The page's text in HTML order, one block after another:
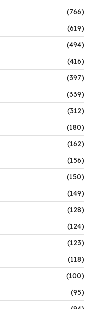
(766)
(619)
(494)
(416)
(397)
(339)
(312)
(180)
(162)
(156)
(150)
(149)
(128)
(124)
(123)
(118)
(100)
(95)